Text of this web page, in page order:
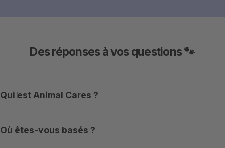
Des réponses à vos questions 🐾
Qui est Animal Cares ?
Où êtes-vous basés ?